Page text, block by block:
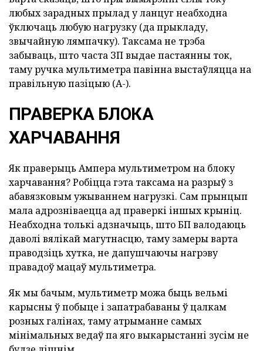
любых зарадных прылад у ланцуг неабходна
ўключаць любую нагрузку (да прыкладу,
звычайную лямпачку). Таксама не трэба
забываць, што часта ЗП выдае пастаянны ток,
таму ручка мультиметра павінна выстаўляцца на
правільную пазіцыю (А-).
ПРАВЕРКА БЛОКА
ХАРЧАВАННЯ
Як праверыць Ампера мультиметром на блоку
харчавання? Робіцца гэта таксама на разрыў з
абавязковым ужываннем нагрузкі. Сам прынцып
мала адрозніваецца ад праверкі іншых крыніц.
Неабходна толькі адзначыць, што БП валодаюць
даволі вялікай магутнасцю, таму замеры варта
праводзіць хутка, не дапушчаючы нагрэву
правадоў мацаў мультиметра.
Як мы бачым, мультиметр можа быць вельмі
карысны ў побыце і запатрабаваны ў цалкам
розных галінах, таму атрыманне самых
мінімальных ведаў па яго выкарыстанні зусім не